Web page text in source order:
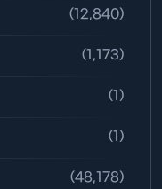
(12,840)
(1,173)
(1)
(1)
(48,178)